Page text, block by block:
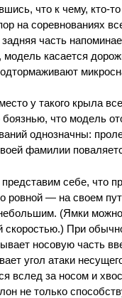
что к чему, кто-
на соревнованиях
часть
модель касается
у такого крыла
боязнью, что модель
однозначны:
фамилии
себе, что
ровной — на своем
(Ямки
При
носовую часть
угол атаки
вслед за носом и
не только